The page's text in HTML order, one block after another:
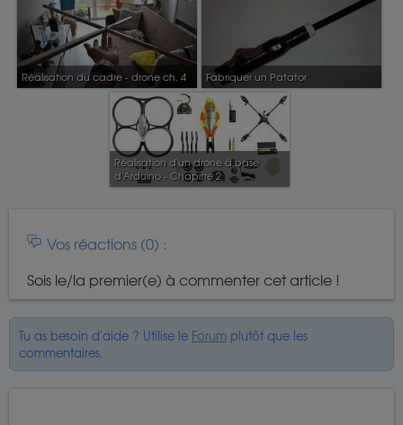
Réalisation du cadre - drone ch. 4 Fabriquer un Patator
Réalisation d'un drone à base
d'Arduino - Chapitre 2
Vos réactions (0) :
Sois le/la premier(e) à commenter cet article !
Tu as besoin d'aide ? Utilise le Forum plutôt que les
commentaires.